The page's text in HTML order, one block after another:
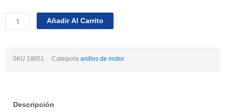
1.6
cantidad
Añadir Al Carrito
SKU 18651 Categoría anillos de motor
Descripción